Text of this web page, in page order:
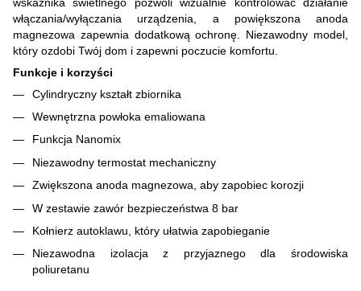
włączania/wyłączania urządzenia, a powiększona anoda
magnezowa zapewnia dodatkową ochronę. Niezawodny model,
który ozdobi Twój dom i zapewni poczucie komfortu.
Funkcje i korzyści
Cylindryczny kształt zbiornika
Wewnętrzna powłoka emaliowana
Funkcja Nanomix
Niezawodny termostat mechaniczny
Zwiększona anoda magnezowa, aby zapobiec korozji
W zestawie zawór bezpieczeństwa 8 bar
Kołnierz autoklawu, który ułatwia zapobieganie
Niezawodna izolacja z przyjaznego dla środowiska
poliuretanu